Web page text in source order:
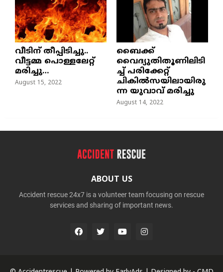
വീടിന് തീപ്പിടിച്ചു..
വീട്ടമ്മ പൊള്ളലേറ്റ്
മരിച്ചു…
August 15, 2022
ബൈക്ക്
വൈദ്യുതിതൂണിലിടി
ച്ച്‌ പരിക്കേറ്റ്
ചികില്‍സയിലായിരു
ന്ന യുവാവ് മരിച്ചു
August 14, 2022
ABOUT US
Accident rescue 24x7 is a volunteer team focusing on rescue
services and sharing of important news.